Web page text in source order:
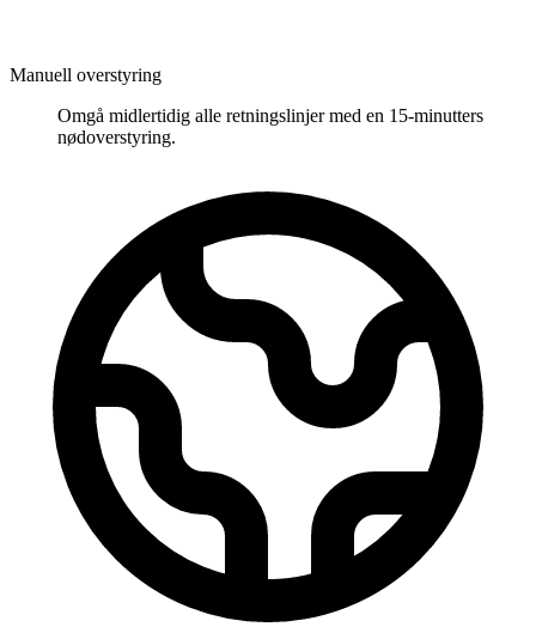
Manuell overstyring
Omgå midlertidig alle retningslinjer med en 15-minutters
nødoverstyring.